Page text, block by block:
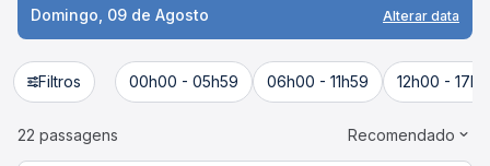
Domingo, 09 de Agosto Alterar data
Filtros 00h00 - 05h59 06h00 - 11h59 12h00 -
22 passagens Recomendado